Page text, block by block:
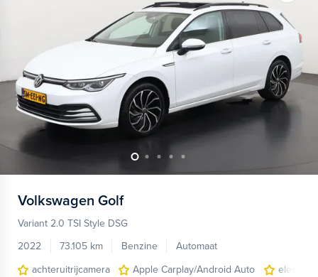
Volkswagen Golf
Variant 2.0 TSI Style DSG
2022
73.105 km Benzine
Automaat
achteruitrijcamera
Apple Carplay/Android Auto